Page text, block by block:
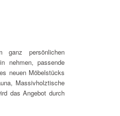
persönlichen
nehmen, passende
neuen Möbelstücks
Massivholztische
das Angebot durch